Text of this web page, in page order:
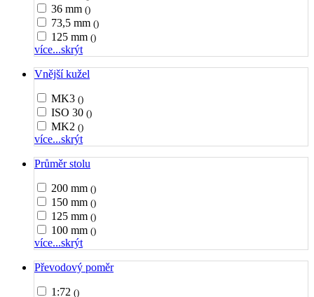
36 mm ()
73,5 mm ()
125 mm ()
více...skrýt
Vnější kužel
MK3 ()
ISO 30 ()
MK2 ()
více...skrýt
Průměr stolu
200 mm ()
150 mm ()
125 mm ()
100 mm ()
více...skrýt
Převodový poměr
1:72 ()